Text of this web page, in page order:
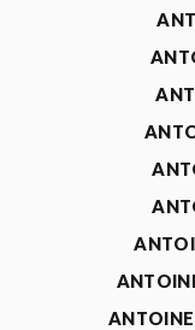
ANTOINE